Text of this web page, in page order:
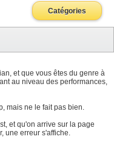
Catégories
et que vous êtes du genre à
au niveau des performances,
mais ne le fait pas bien.
et qu'on arrive sur la page
une erreur s'affiche.